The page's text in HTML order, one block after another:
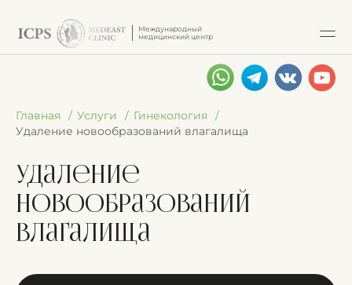
Международный
медицинский центр
Главная Услуги
Гинекология
Удаление новообразований влагалища
Удаление
новообразований
влагалища